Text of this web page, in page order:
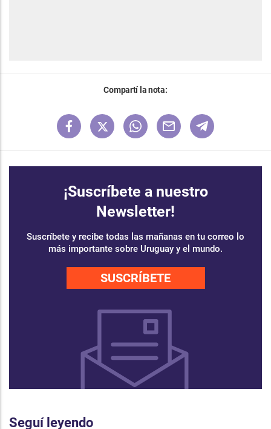
Compartí la nota:
¡Suscríbete a nuestro
Newsletter!
Suscríbete y recibe todas las mañanas en tu correo lo
más importante sobre Uruguay y el mundo.
SUSCRÍBETE
Seguí leyendo